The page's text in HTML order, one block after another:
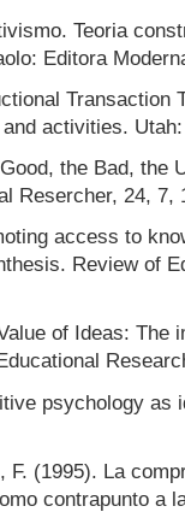
Teoria
Editora
Transaction
activities.
the Bad, the
Resercher, 24, 7,
access to
Review of
of Ideas: The
psychology as
F. (1995). La
contrapunto a